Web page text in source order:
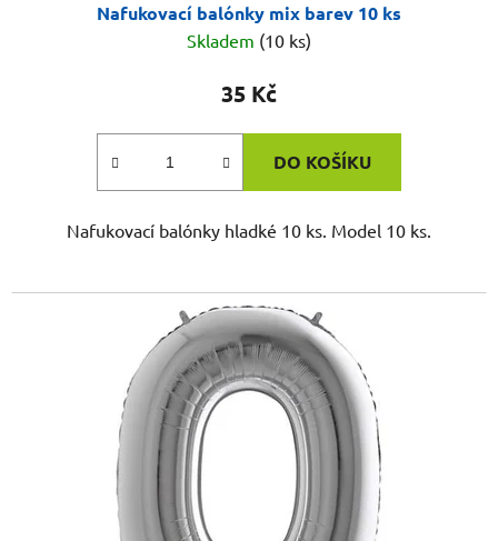
Nafukovací balónky mix barev 10 ks
Skladem (10 ks)
35 Kč
DO KOŠÍKU
Nafukovací balónky hladké 10 ks. Model 10 ks.